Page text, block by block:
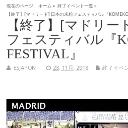
現在のページ : ホーム » 終了イベント一覧»
【終了】[マドリード] 日本の米粉フェスティバル『KOMEKO
【終了】[マドリー
フェスティバル『
FESTIVAL』
ESJAPON 28, 11月, 2018 終了イベ